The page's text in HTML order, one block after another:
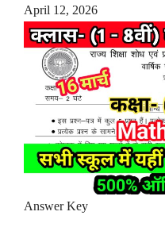
April 12, 2026
Answer Key